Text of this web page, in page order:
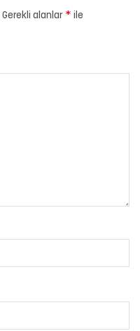
Gerekli alanlar * ile